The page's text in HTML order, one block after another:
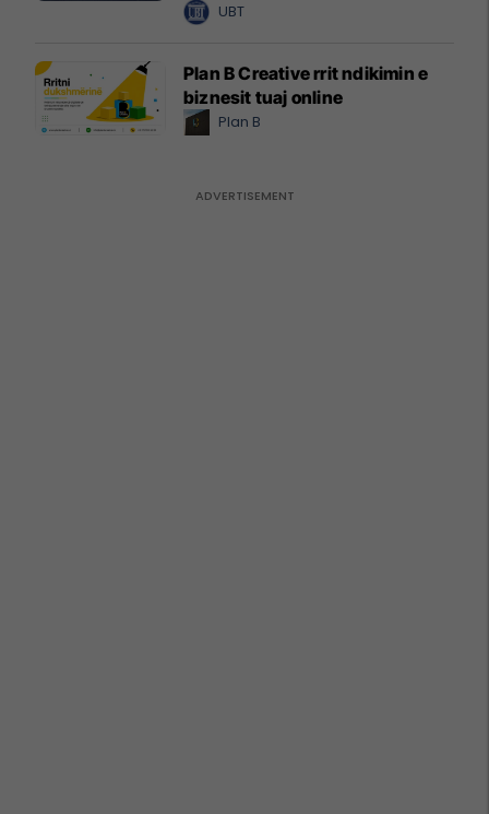
UBT
Plan B Creative rrit ndikimin e
biznesit tuaj online
Plan B